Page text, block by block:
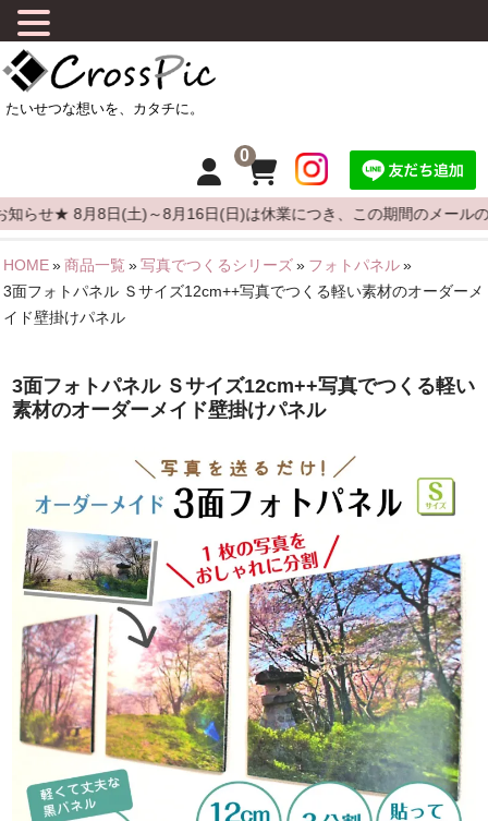
0
★ 8月8日(土)～8月16日(日)は休業につき、この期間のメールの返
HOME
CrossPicについて
商品について
カーステッカーの貼りかた
フォトパネルの貼りかた
商品一覧
選んでつくるシリーズ
選んでつくるカーステッカー
選んでつくる防水シール
犬グッズ
HOME»商品一覧 »写真でつくるシリーズ» フォトパネル»
3面フォトパネル Ｓサイズ12cm++写真でつくる軽い素材のオーダーメ
イド壁掛けパネル
3面フォトパネル Ｓサイズ12cm++写真でつくる軽い
素材のオーダーメイド壁掛けパネル